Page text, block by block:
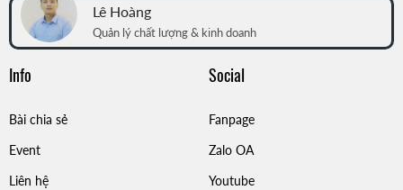
Lê Hoàng
Quản lý chất lượng & kinh doanh
Info
Bài chia sẻ
Event
Liên hệ
Social
Fanpage
Zalo OA
Youtube